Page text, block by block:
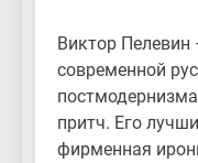
Виктор
современной
притч. Его
фирменная